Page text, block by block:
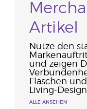
Artikel
Nutze den
und zeigen
Flaschen
Living-
ALLE ANSEHEN